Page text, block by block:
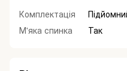
Комплектація
М'яка спинка
Так